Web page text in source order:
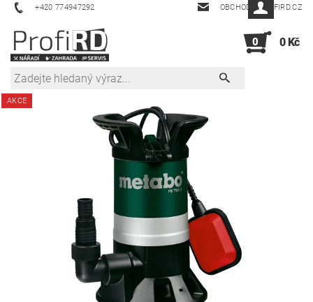
+420 774947292 OBCHOD@PROFIRD.CZ
0 0 Kč
AKCE